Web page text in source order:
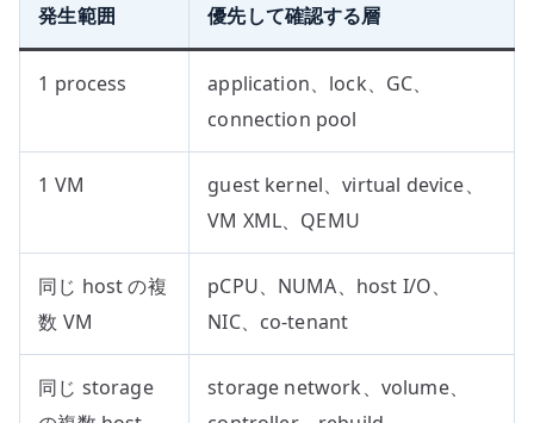
発生範囲 優先して確認する層
1 process
application、lock、GC、
connection pool
1 VM
guest kernel、virtual device、
VM XML、QEMU
同じ host の複
数 VM
pCPU、NUMA、host I/O、
NIC、co-tenant
同じ storage
storage network、volume、